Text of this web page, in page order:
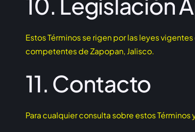
Estos Términos se rigen por las leyes
competentes de Zapopan, Jalisco.
11. Contacto
Para cualquier consulta sobre estos